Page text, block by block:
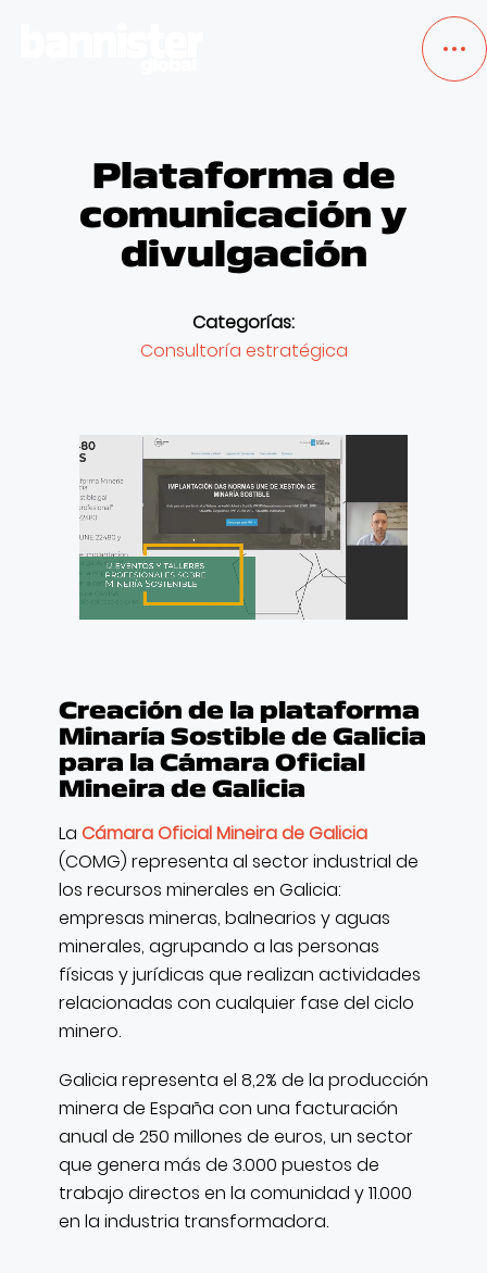
TRABAJOS
SERVICIOS
NOSOTROS
BLOG
EMPLEO
CONTACTO
Plataforma de
comunicación y
divulgación
Categorías:
Consultoría estratégica
Creación de la plataforma
Minaría Sostible de Galicia
para la Cámara Oficial
Mineira de Galicia
La Cámara Oficial Mineira de Galicia
(COMG) representa al sector industrial de
los recursos minerales en Galicia:
empresas mineras, balnearios y aguas
minerales, agrupando a las personas
físicas y jurídicas que realizan actividades
relacionadas con cualquier fase del ciclo
minero.
Galicia representa el 8,2% de la producción
minera de España con una facturación
anual de 250 millones de euros, un sector
que genera más de 3.000 puestos de
trabajo directos en la comunidad y 11.000
en la industria transformadora.